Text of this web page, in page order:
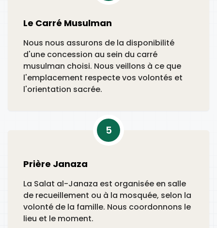
Le Carré Musulman
Nous nous assurons de la disponibilité
d'une concession au sein du carré
musulman choisi. Nous veillons à ce que
l'emplacement respecte vos volontés et
l'orientation sacrée.
5
Prière Janaza
La Salat al-Janaza est organisée en salle
de recueillement ou à la mosquée, selon la
volonté de la famille. Nous coordonnons le
lieu et le moment.